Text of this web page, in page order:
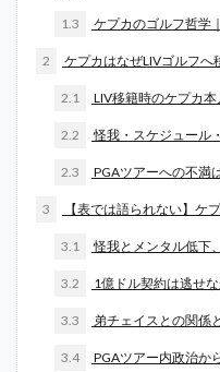
1.3 ケプカのゴルフ哲学
2 ケプカはなぜLIVゴルフへ
2.1 LIV移籍時のケプカ本
2.2 怪我・スケジュール
2.3 PGAツアーへの不満
3 【表では語られない】ケ
3.1 怪我とメンタル低下
3.2 1億ドル契約は逃せ
3.3 弟チェイスとの関係
3.4 PGAツアー内政治か